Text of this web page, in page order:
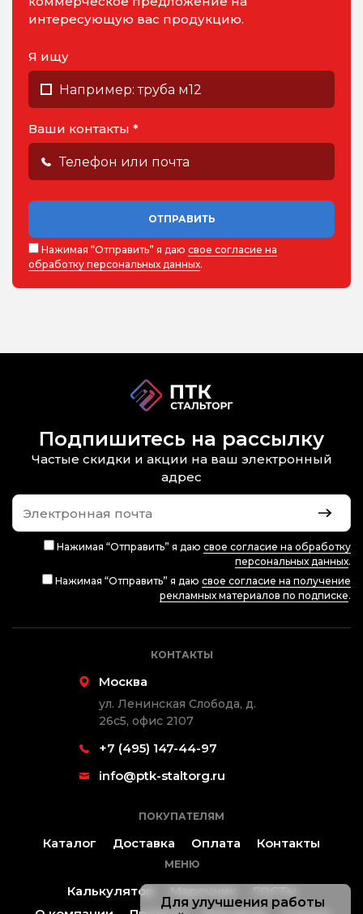
интересующую вас продукцию.
Я ищу
Ваши контакты *
ОТПРАВИТЬ
Нажимая “Отправить” я даю свое согласие на
обработку персональных данных.
Подпишитесь на рассылку
Частые скидки и акции на ваш электронный
адрес
Нажимая “Отправить” я даю свое согласие на обработку
персональных данных.
Нажимая “Отправить” я даю свое согласие на получение
рекламных материалов по подписке.
КОНТАКТЫ
Москва
ул. Ленинская Слобода, д.
26с5, офис 2107
+7 (495) 147-44-97
info@ptk-staltorg.ru
ПОКУПАТЕЛЯМ
Каталог Доставка Оплата Контакты
МЕНЮ
Калькулятор Марочник
ГОСТы
Для улучшения работы